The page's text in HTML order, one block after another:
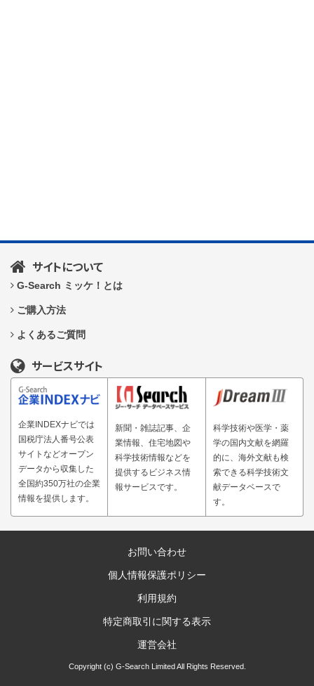
サイトについて
G-Search ミッケ！とは
ご購入方法
よくあるご質問
サービスサイト
企業INDEXナビでは
国税庁法人番号公表
サイトなどオープン
データから収集した
全国約350万社の企業
情報を提供します。
新聞・雑誌記事、企
業情報、住宅地図や
科学技術情報などを
提供するビジネス情
報サービスです。
科学技術や医学・薬
学の国内文献を網羅
的に、海外文献も検
索できる科学技術文
献データベースで
す。
お問い合わせ
個人情報保護ポリシー
利用規約
特定商取引に関する表示
運営会社
Copyright (c) G-Search Limited All Rights Reserved.